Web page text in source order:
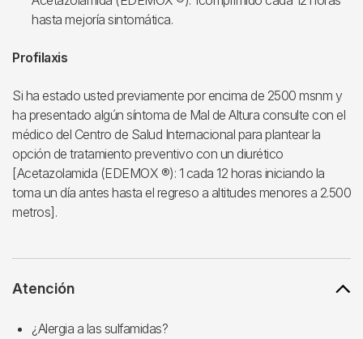
hasta mejoría sintomática.
Profilaxis
Si ha estado usted previamente por encima de 2500 msnm y
ha presentado algún síntoma de Mal de Altura consulte con el
médico del Centro de Salud Internacional para plantear la
opción de tratamiento preventivo con un diurético
[Acetazolamida (EDEMOX ®): 1 cada 12 horas iniciando la
toma un día antes hasta el regreso a altitudes menores a 2.500
metros].
Atención
¿Alergia a las sulfamidas?